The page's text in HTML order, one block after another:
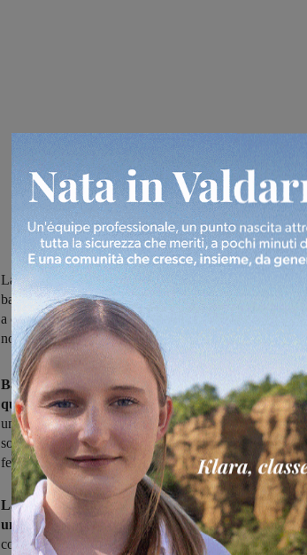
La segnalazione di una lettrice a Valdarnopost: riceve
banconote ce n’è anche una falsa, ma se ne accorge
a comprare un biglietto alla stazione ferroviaria. Dove
non è il primo caso
Banconote dal valore di 20 euro false: starebbero
questi giorni a Montevarchi,stando ad una
una lettrice di Valdarnopost. A lei è capitato di
solo quando ha provato ad acquistare un biglietto alla
ferroviaria.
La banconota faceva parte di un resto ricevuto
un bar.
L'addetto allo sportello alla stazione ha
con l'apposito apparecchio: niente banda magnetica e